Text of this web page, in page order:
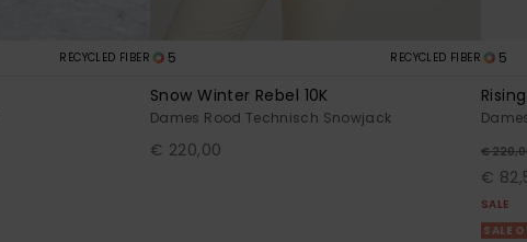
RECYCLED FIBER 5 RECYCLED FIBER
Snow Winter Rebel 10K
Dames Rood Technisch Snowjack
€ 220,00
5
€
€
SALE
SALE